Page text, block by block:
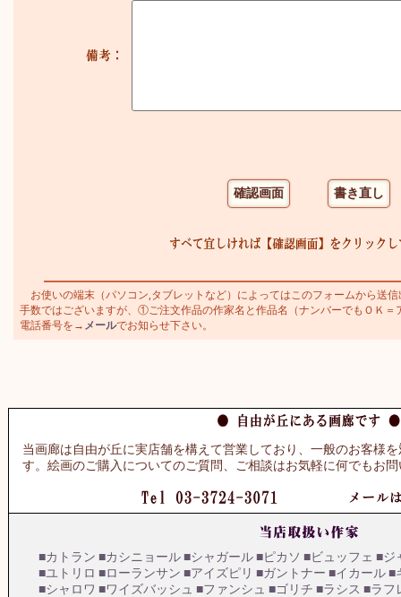
お使いの端末（パソコン,タブレットなど）によってはこのフォームから送
手数ではございますが、①ご注文作品の作家名と作品名（ナンバーでもＯＫ
電話番号を→ メールでお知らせ下さい。
当画廊は自由が丘に実店舗を構えて営業しており、一般のお客様
す。絵画のご購入についてのご質問、ご相談はお気軽に何でもお
■カトラン ■カシニョール■シャガール■ピカソ ■ビュッフェ ■ジ
■ユトリロ ■ローランサン ■アイズピリ ■ガントナー ■イカール■
■シャロワ ■ワイズバッシュ ■ファンシュ ■ゴリチ ■ラシス ■ラフ